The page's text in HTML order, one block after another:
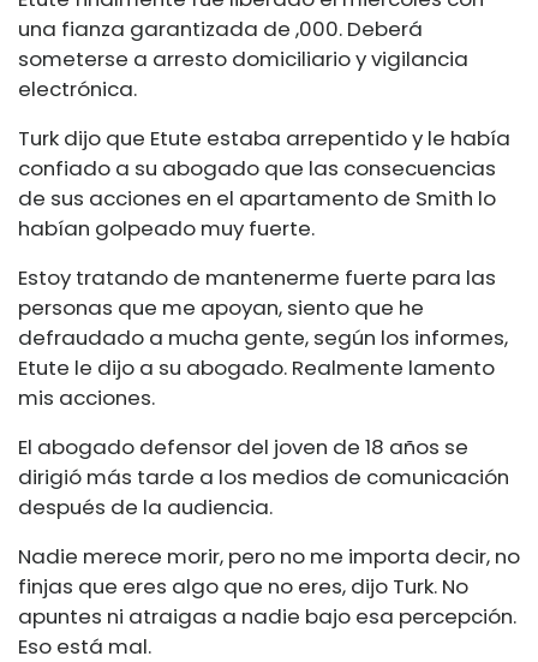
una fianza garantizada de ,000. Deberá
someterse a arresto domiciliario y vigilancia
electrónica.
Turk dijo que Etute estaba arrepentido y le había
confiado a su abogado que las consecuencias
de sus acciones en el apartamento de Smith lo
habían golpeado muy fuerte.
Estoy tratando de mantenerme fuerte para las
personas que me apoyan, siento que he
defraudado a mucha gente, según los informes,
Etute le dijo a su abogado. Realmente lamento
mis acciones.
El abogado defensor del joven de 18 años se
dirigió más tarde a los medios de comunicación
después de la audiencia.
Nadie merece morir, pero no me importa decir, no
finjas que eres algo que no eres, dijo Turk. No
apuntes ni atraigas a nadie bajo esa percepción.
Eso está mal.